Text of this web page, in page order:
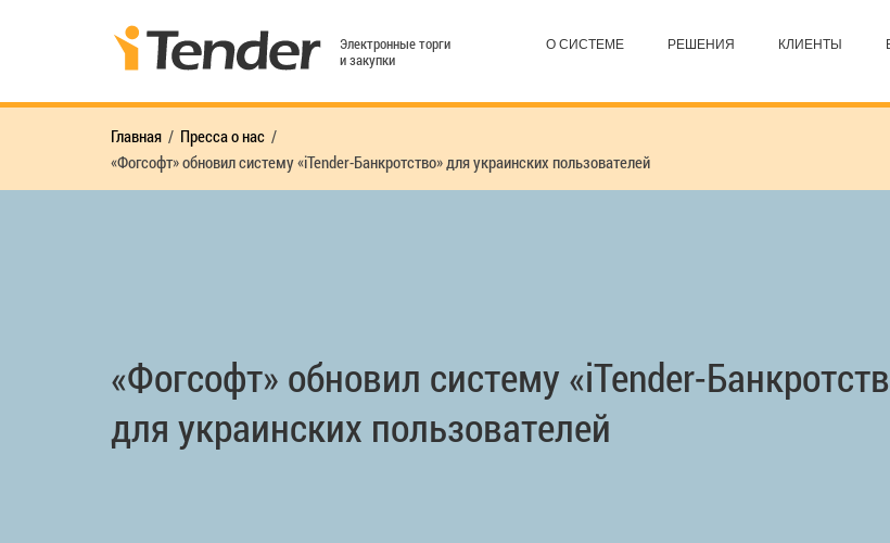
Электронные торги
и закупки
О СИСТЕМЕ РЕШЕНИЯ КЛИЕНТЫ
Главная
Пресса о нас
«Фогсофт» обновил систему «iTender-Банкротство» для украинских пользователей
«Фогсофт» обновил систему «iTender-
для украинских пользователей